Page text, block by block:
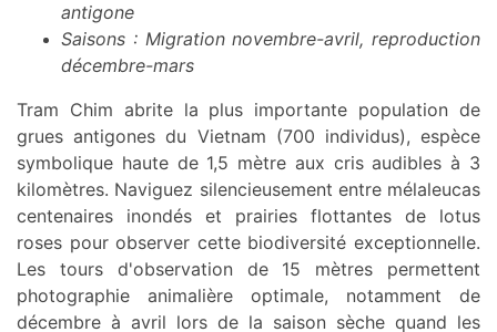
antigone
Saisons : Migration novembre-avril, reproduction
décembre-mars
Tram Chim abrite la plus importante population de
grues antigones du Vietnam (700 individus), espèce
symbolique haute de 1,5 mètre aux cris audibles à 3
kilomètres. Naviguez silencieusement entre mélaleucas
centenaires inondés et prairies flottantes de lotus
roses pour observer cette biodiversité exceptionnelle.
Les tours d'observation de 15 mètres permettent
photographie animalière optimale, notamment de
décembre à avril lors de la saison sèche quand les